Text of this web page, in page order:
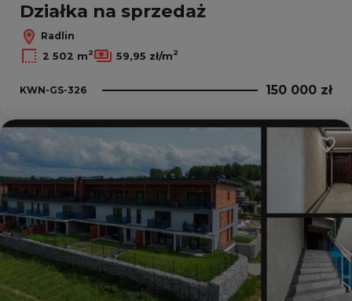
Działka na sprzedaż
Radlin
2 502 m2 59,95 zł/m2
KWN-GS-326 150 000 zł